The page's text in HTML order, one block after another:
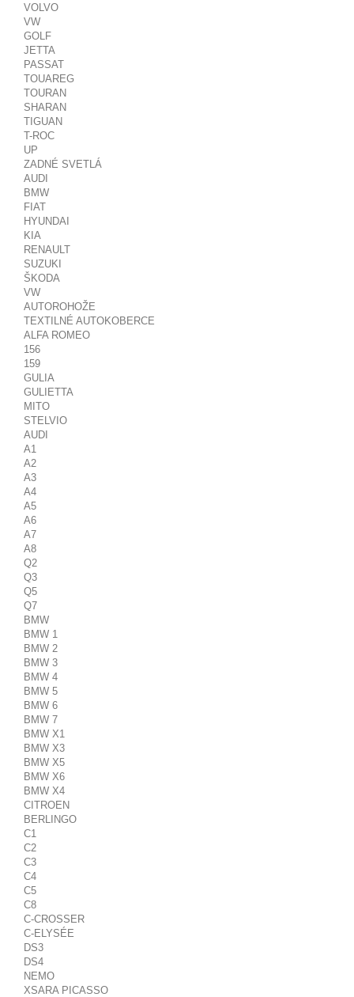
VOLVO
VW
GOLF
JETTA
PASSAT
TOUAREG
TOURAN
SHARAN
TIGUAN
T-ROC
UP
ZADNÉ SVETLÁ
AUDI
BMW
FIAT
HYUNDAI
KIA
RENAULT
SUZUKI
ŠKODA
VW
AUTOROHOŽE
TEXTILNÉ AUTOKOBERCE
ALFA ROMEO
156
159
GULIA
GULIETTA
MITO
STELVIO
AUDI
A1
A2
A3
A4
A5
A6
A7
A8
Q2
Q3
Q5
Q7
BMW
BMW 1
BMW 2
BMW 3
BMW 4
BMW 5
BMW 6
BMW 7
BMW X1
BMW X3
BMW X5
BMW X6
BMW X4
CITROEN
BERLINGO
C1
C2
C3
C4
C5
C8
C-CROSSER
C-ELYSÉE
DS3
DS4
NEMO
XSARA PICASSO